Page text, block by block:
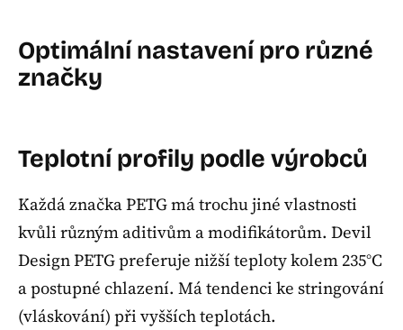
Optimální nastavení pro různé
značky
Teplotní profily podle výrobců
Každá značka PETG má trochu jiné vlastnosti
kvůli různým aditivům a modifikátorům. Devil
Design PETG preferuje nižší teploty kolem 235°C
a postupné chlazení. Má tendenci ke stringování
(vláskování) při vyšších teplotách.